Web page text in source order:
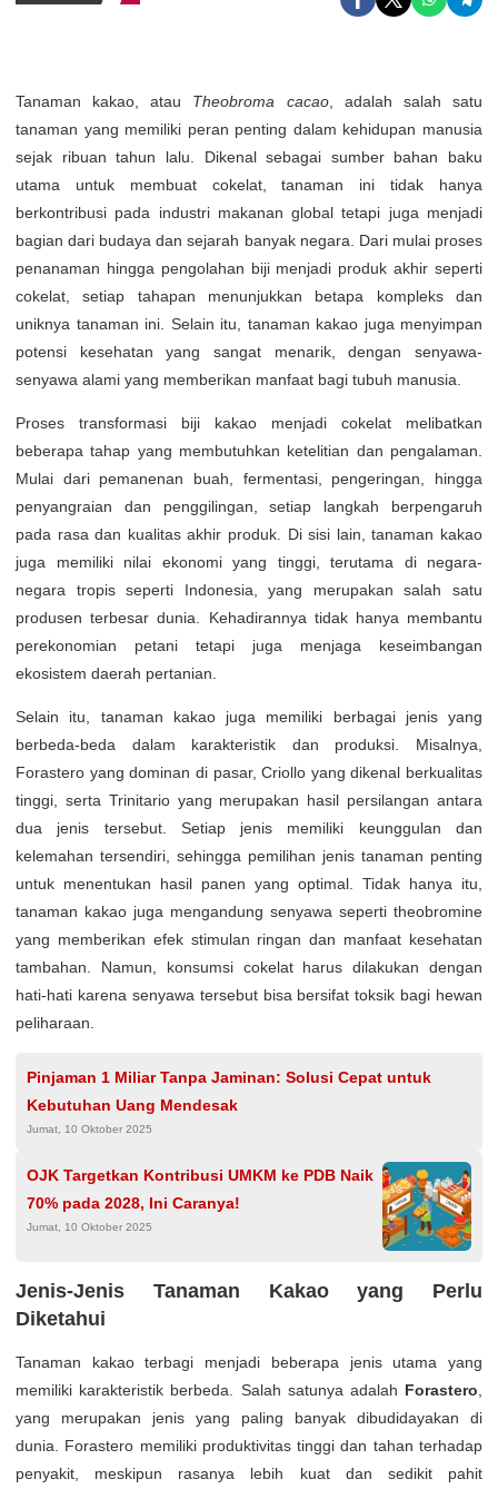
Tanaman kakao, atau Theobroma cacao, adalah salah satu
tanaman yang memiliki peran penting dalam kehidupan manusia
sejak ribuan tahun lalu. Dikenal sebagai sumber bahan baku
utama untuk membuat cokelat, tanaman ini tidak hanya
berkontribusi pada industri makanan global tetapi juga menjadi
bagian dari budaya dan sejarah banyak negara. Dari mulai proses
penanaman hingga pengolahan biji menjadi produk akhir seperti
cokelat, setiap tahapan menunjukkan betapa kompleks dan
uniknya tanaman ini. Selain itu, tanaman kakao juga menyimpan
potensi kesehatan yang sangat menarik, dengan senyawa-
senyawa alami yang memberikan manfaat bagi tubuh manusia.
Proses transformasi biji kakao menjadi cokelat melibatkan
beberapa tahap yang membutuhkan ketelitian dan pengalaman.
Mulai dari pemanenan buah, fermentasi, pengeringan, hingga
penyangraian dan penggilingan, setiap langkah berpengaruh
pada rasa dan kualitas akhir produk. Di sisi lain, tanaman kakao
juga memiliki nilai ekonomi yang tinggi, terutama di negara-
negara tropis seperti Indonesia, yang merupakan salah satu
produsen terbesar dunia. Kehadirannya tidak hanya membantu
perekonomian petani tetapi juga menjaga keseimbangan
ekosistem daerah pertanian.
Selain itu, tanaman kakao juga memiliki berbagai jenis yang
berbeda-beda dalam karakteristik dan produksi. Misalnya,
Forastero yang dominan di pasar, Criollo yang dikenal berkualitas
tinggi, serta Trinitario yang merupakan hasil persilangan antara
dua jenis tersebut. Setiap jenis memiliki keunggulan dan
kelemahan tersendiri, sehingga pemilihan jenis tanaman penting
untuk menentukan hasil panen yang optimal. Tidak hanya itu,
tanaman kakao juga mengandung senyawa seperti theobromine
yang memberikan efek stimulan ringan dan manfaat kesehatan
tambahan. Namun, konsumsi cokelat harus dilakukan dengan
hati-hati karena senyawa tersebut bisa bersifat toksik bagi hewan
peliharaan.
Pinjaman 1 Miliar Tanpa Jaminan: Solusi Cepat untuk
Kebutuhan Uang Mendesak
Jumat, 10 Oktober 2025
OJK Targetkan Kontribusi UMKM ke PDB Naik
70% pada 2028, Ini Caranya!
Jumat, 10 Oktober 2025
Jenis-Jenis Tanaman Kakao yang Perlu
Diketahui
Tanaman kakao terbagi menjadi beberapa jenis utama yang
memiliki karakteristik berbeda. Salah satunya adalah Forastero
yang merupakan jenis yang paling banyak dibudidayakan di
dunia. Forastero memiliki produktivitas tinggi dan tahan terhadap
penyakit, meskipun rasanya lebih kuat dan sedikit pahit